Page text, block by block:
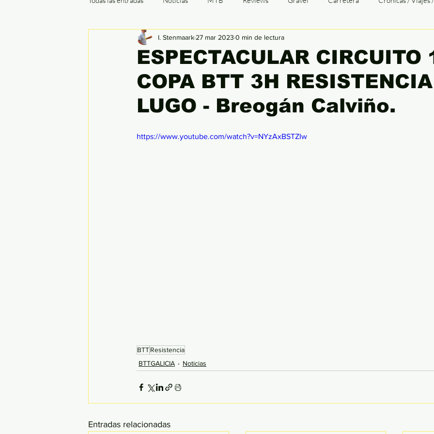
Cx / Ciclocrós Indoor BTTGALICIA Opinión
Ronde de Flandes París - Roubaix Tri Duatlón Cómic Patologías
ESPECTACULAR CIRCUITO
COPA BTT 3H
LUGO - Breogán Calviño.
I. Stenmaark 27 mar 2023 0 min de lectura
https://www.youtube.com/watch?v=NYzAxBSTZIw
BTTResistencia
BTTGALICIA
Noticias
Entradas relacionadas